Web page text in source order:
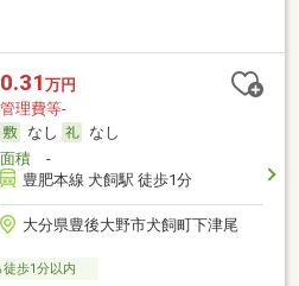
0.31 万円
管理費等-
なし
なし
面積-
豊肥本線 犬飼駅 徒歩1分
大分県豊後大野市犬飼町下津尾
徒歩1分以内